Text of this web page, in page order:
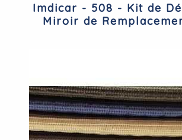
Imdicar - 508 - Kit de
Miroir de